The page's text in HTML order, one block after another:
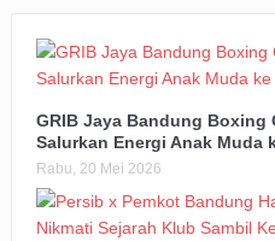
GRIB Jaya Bandung Boxing
Salurkan Energi Anak Muda
Rabu, 20 Mei 2026